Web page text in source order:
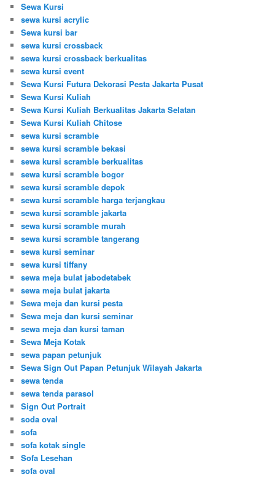
Sewa Kursi
sewa kursi acrylic
Sewa kursi bar
sewa kursi crossback
sewa kursi crossback berkualitas
sewa kursi event
Sewa Kursi Futura Dekorasi Pesta Jakarta Pusat
Sewa Kursi Kuliah
Sewa Kursi Kuliah Berkualitas Jakarta Selatan
Sewa Kursi Kuliah Chitose
sewa kursi scramble
sewa kursi scramble bekasi
sewa kursi scramble berkualitas
sewa kursi scramble bogor
sewa kursi scramble depok
sewa kursi scramble harga terjangkau
sewa kursi scramble jakarta
sewa kursi scramble murah
sewa kursi scramble tangerang
sewa kursi seminar
sewa kursi tiffany
sewa meja bulat jabodetabek
sewa meja bulat jakarta
Sewa meja dan kursi pesta
Sewa meja dan kursi seminar
sewa meja dan kursi taman
Sewa Meja Kotak
sewa papan petunjuk
Sewa Sign Out Papan Petunjuk Wilayah Jakarta
sewa tenda
sewa tenda parasol
Sign Out Portrait
soda oval
sofa
sofa kotak single
Sofa Lesehan
sofa oval